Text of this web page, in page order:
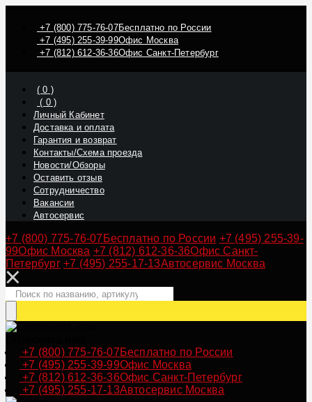
+7 (800) 775-76-07Бесплатно по России
+7 (495) 255-39-99Офис Москва
+7 (812) 612-36-36Офис Санкт-Петербург
(0 )
( 0)
Личный Кабинет
Доставка и оплата
Гарантия и возврат
Контакты/Схема проезда
Новости/Обзоры
Оставить отзыв
Сотрудничество
Вакансии
Автосервис
+7 (800) 775-76-07 Бесплатно по России +7 (495) 255-39-
99Офис Москва +7 (812) 612-36-36Офис Санкт-
Петербург +7 (495) 255-17-13Автосервис Москва
+7 (800) 775-76-07Бесплатно по России
+7 (495) 255-39-99Офис Москва
+7 (812) 612-36-36Офис Санкт-Петербург
+7 (495) 255-17-13Автосервис Москва